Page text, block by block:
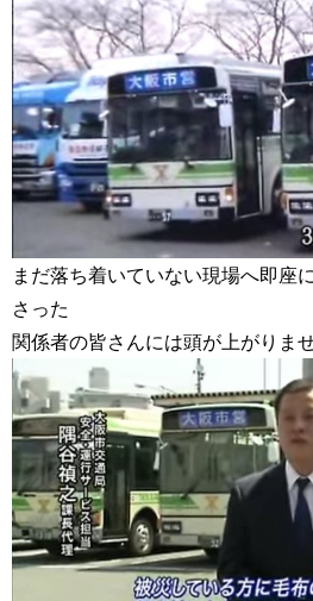
まだ落ち着いていない現場へ即座
さった
関係者の皆さんには頭が上がりませ